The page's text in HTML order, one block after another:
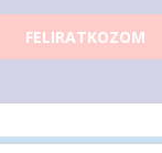
FELIRATKOZOM